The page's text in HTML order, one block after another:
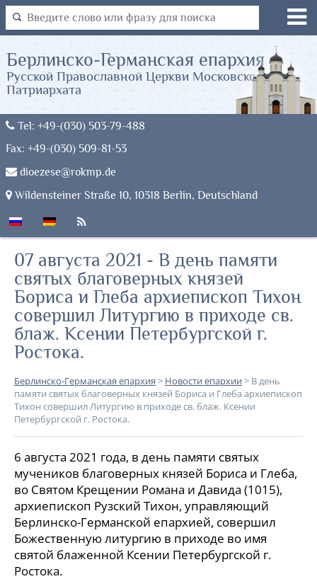
Tel: +49-(030) 503-79-488
Fax: +49-(030) 509-81-53
dioezese@rokmp.de
Wildensteiner Straße 10, 10318 Berlin, Deutschland
Берлинско-Германская епархия
Русской Православной Церкви Московского
Патриархата
07 августа 2021 - В день памяти
святых благоверных князей
Бориса и Глеба архиепископ Тихон
совершил Литургию в приходе св.
блаж. Ксении Петербургской г.
Ростока.
Берлинско-Германская епархия > Новости епархии> В день
памяти святых благоверных князей Бориса и Глеба архиепископ
Тихон совершил Литургию в приходе св. блаж. Ксении
Петербургской г. Ростока.
6 августа 2021 года, в день памяти святых
мучеников благоверных князей Бориса и Глеба,
во Святом Крещении Романа и Давида (1015),
архиепископ Рузский Тихон, управляющий
Берлинско-Германской епархией, совершил
Божественную литургию в приходе во имя
святой блаженной Ксении Петербургской г.
Ростока.